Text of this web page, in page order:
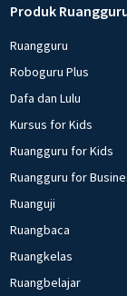
Produk
Ruangguru
Roboguru Plus
Dafa dan Lulu
Kursus for Kids
Ruangguru for Kids
Ruangguru for
Ruanguji
Ruangbaca
Ruangkelas
Ruangbelajar